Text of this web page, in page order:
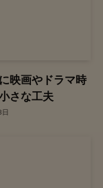
映画やドラマ時
さな工夫